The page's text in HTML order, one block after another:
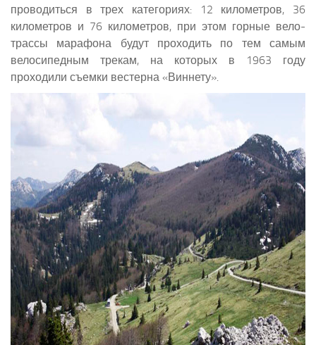
проводиться в трех категориях: 12 километров, 36
километров и 76 километров, при этом горные вело-
трассы марафона будут проходить по тем самым
велосипедным трекам, на которых в 1963 году
проходили съемки вестерна «Виннету».